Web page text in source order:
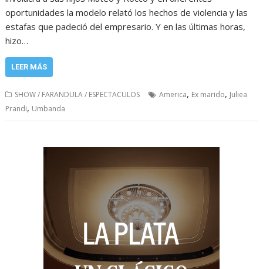
oportunidades la modelo relató los hechos de violencia y las
estafas que padeció del empresario. Y en las últimas horas,
hizo…
LEER MÁS
SHOW / FARANDULA / ESPECTACULOS America, Ex marido, Juliea
Prandi, Umbanda